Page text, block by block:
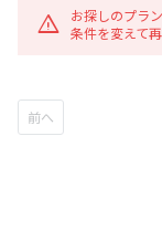
お探しのプラ
条件を変えて